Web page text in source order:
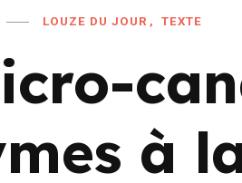
LOUZE DU JOUR TEXTE
à